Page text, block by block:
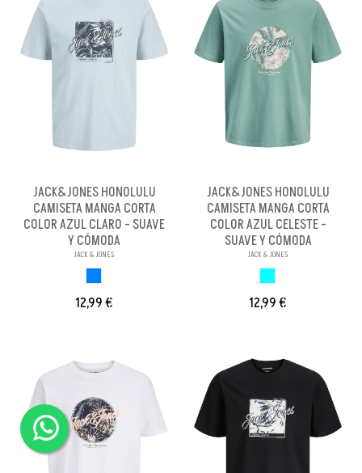
JACK&JONES HONOLULU
CAMISETA MANGA CORTA
COLOR AZUL CLARO - SUAVE
Y CÓMODA
JACK & JONES
12,99 €
JACK&JONES HONOLULU
CAMISETA MANGA CORTA
COLOR AZUL CELESTE -
SUAVE Y CÓMODA
JACK & JONES
12,99 €